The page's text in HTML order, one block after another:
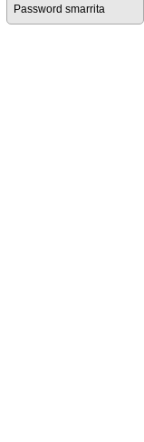
Password smarrita